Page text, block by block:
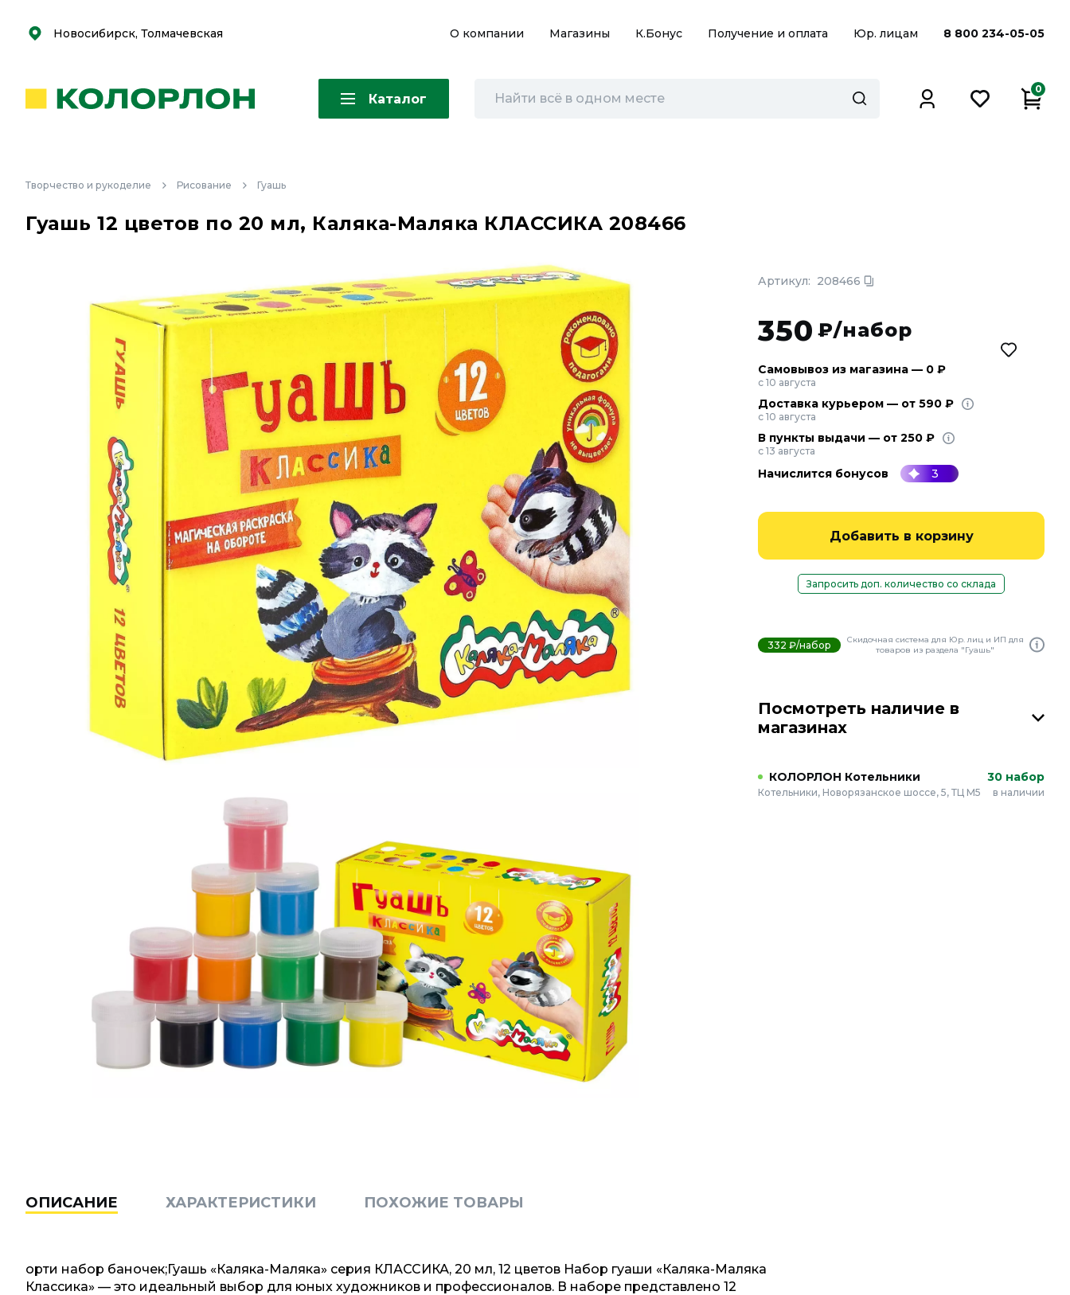
Скоро
Скоро
Новосибирск, Толмачевская О компании Магазины К.Бонус Получение и оплата Юр. лицам 8 800 234-05-05
Каталог
0
Творчество и рукоделие Рисование Гуашь
Гуашь 12 цветов по 20 мл, Каляка-Маляка КЛАССИКА 208466
Артикул: 208466
350 ₽/набор
Самовывоз из магазина — 0 ₽
с 10 августа
Доставка курьером — от 590 ₽
с 10 августа
В пункты выдачи — от 250 ₽
с 13 августа
Начислится бонусов 3
Добавить в корзину
Запросить доп. количество со склада
332 ₽/набор
Скидочная система для Юр. лиц и ИП для
товаров из раздела "Гуашь"
Посмотреть наличие в
магазинах
КОЛОРЛОН Котельники
Котельники, Новорязанское шоссе, 5, ТЦ М5
30 набор
в наличии
ОПИСАНИЕ ХАРАКТЕРИСТИКИ ПОХОЖИЕ ТОВАРЫ
орти набор баночек;Гуашь «Каляка-Маляка» серия КЛАССИКА, 20 мл, 12 цветов Набор гуаши «Каляка-Маляка
Классика» — это идеальный выбор для юных художников и профессионалов. В наборе представлено 12